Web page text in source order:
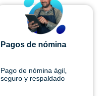
Pagos de nómina
Pago de nómina ágil,
seguro y respaldado